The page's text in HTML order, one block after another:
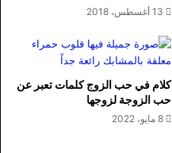
13 أغسطس، 2018
كلام في حب الزوج كلمات تعبر عن
حب الزوجة لزوجها
8 مايو، 2022